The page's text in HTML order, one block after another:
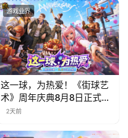
游戏业界
这一球，为热爱！《街球艺
术》周年庆典8月8日正式上
线，多重福利与全新内容同
2天前